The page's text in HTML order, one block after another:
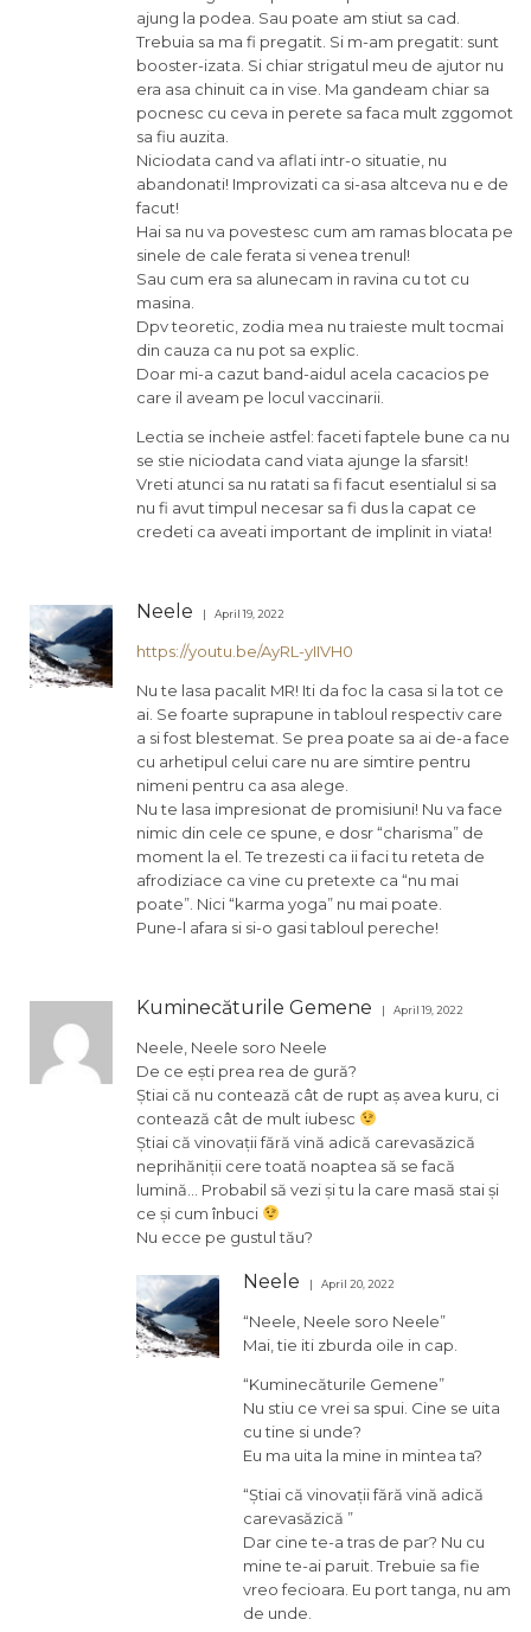
ajung la podea. Sau poate am stiut sa cad.
Trebuia sa ma fi pregatit. Si m-am pregatit: sunt
booster-izata. Si chiar strigatul meu de ajutor nu
era asa chinuit ca in vise. Ma gandeam chiar sa
pocnesc cu ceva in perete sa faca mult zggomot
sa fiu auzita.
Niciodata cand va aflati intr-o situatie, nu
abandonati! Improvizati ca si-asa altceva nu e de
facut!
Hai sa nu va povestesc cum am ramas blocata pe
sinele de cale ferata si venea trenul!
Sau cum era sa alunecam in ravina cu tot cu
masina.
Dpv teoretic, zodia mea nu traieste mult tocmai
din cauza ca nu pot sa explic.
Doar mi-a cazut band-aidul acela cacacios pe
care il aveam pe locul vaccinarii.
Lectia se incheie astfel: faceti faptele bune ca nu
se stie niciodata cand viata ajunge la sfarsit!
Vreti atunci sa nu ratati sa fi facut esentialul si sa
nu fi avut timpul necesar sa fi dus la capat ce
credeti ca aveati important de implinit in viata!
Neele April 19, 2022
https://youtu.be/AyRL-yIIVH0
Nu te lasa pacalit MR! Iti da foc la casa si la tot ce
ai. Se foarte suprapune in tabloul respectiv care
a si fost blestemat. Se prea poate sa ai de-a face
cu arhetipul celui care nu are simtire pentru
nimeni pentru ca asa alege.
Nu te lasa impresionat de promisiuni! Nu va face
nimic din cele ce spune, e dosr “charisma” de
moment la el. Te trezesti ca ii faci tu reteta de
afrodiziace ca vine cu pretexte ca “nu mai
poate”. Nici “karma yoga” nu mai poate.
Pune-l afara si si-o gasi tabloul pereche!
Kuminecăturile Gemene April 19, 2022
Neele, Neele soro Neele
De ce ești prea rea de gură?
Știai că nu contează cât de rupt aș avea kuru, ci
contează cât de mult iubesc
Știai că vinovații fără vină adică carevasăzică
neprihăniții cere toată noaptea să se facă
lumină… Probabil să vezi și tu la care masă stai și
ce și cum înbuci
Nu ecce pe gustul tău?
Neele April 20, 2022
“Neele, Neele soro Neele”
Mai, tie iti zburda oile in cap.
“Kuminecăturile Gemene”
Nu stiu ce vrei sa spui. Cine se uita
cu tine si unde?
Eu ma uita la mine in mintea ta?
“Știai că vinovații fără vină adică
carevasăzică ”
Dar cine te-a tras de par? Nu cu
mine te-ai paruit. Trebuie sa fie
vreo fecioara. Eu port tanga, nu am
de unde.